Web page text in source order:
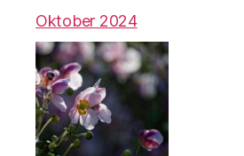
Oktober 2024